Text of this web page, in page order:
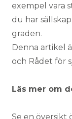
exempel vara
du har
graden.
Denna artikel
och Rådet för
Läs mer om
Se en översikt